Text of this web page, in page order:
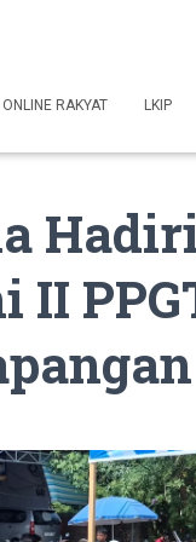
RAKYAT LKIP
II